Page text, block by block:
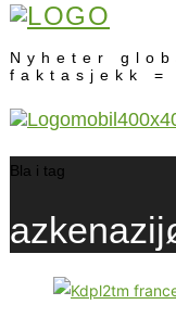
Nyheter
faktasjekk =
Bla i tag